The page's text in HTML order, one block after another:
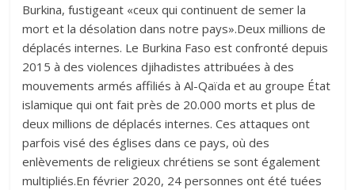
Burkina, fustigeant «ceux qui continuent de semer la
mort et la désolation dans notre pays».Deux millions de
déplacés internes. Le Burkina Faso est confronté depuis
2015 à des violences djihadistes attribuées à des
mouvements armés affiliés à Al-Qaïda et au groupe État
islamique qui ont fait près de 20.000 morts et plus de
deux millions de déplacés internes. Ces attaques ont
parfois visé des églises dans ce pays, où des
enlèvements de religieux chrétiens se sont également
multipliés.En février 2020, 24 personnes ont été tuées